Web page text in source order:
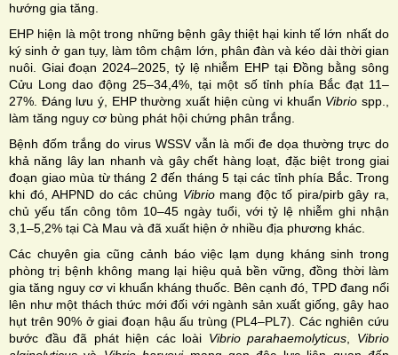
hướng gia tăng.
EHP hiện là một trong những bệnh gây thiệt hại kinh tế lớn nhất do
ký sinh ở gan tụy, làm tôm chậm lớn, phân đàn và kéo dài thời gian
nuôi. Giai đoạn 2024–2025, tỷ lệ nhiễm EHP tại Đồng bằng sông
Cửu Long dao động 25–34,4%, tại một số tỉnh phía Bắc đạt 11–
27%. Đáng lưu ý, EHP thường xuất hiện cùng vi khuẩn Vibriospp.,
làm tăng nguy cơ bùng phát hội chứng phân trắng.
Bệnh đốm trắng do virus WSSV vẫn là mối đe dọa thường trực do
khả năng lây lan nhanh và gây chết hàng loạt, đặc biệt trong giai
đoạn giao mùa từ tháng 2 đến tháng 5 tại các tỉnh phía Bắc. Trong
khi đó, AHPND do các chủng Vibrio mang độc tố pira/pirb gây ra,
chủ yếu tấn công tôm 10–45 ngày tuổi, với tỷ lệ nhiễm ghi nhận
3,1–5,2% tại Cà Mau và đã xuất hiện ở nhiều địa phương khác.
Các chuyên gia cũng cảnh báo việc lạm dụng kháng sinh trong
phòng trị bệnh không mang lại hiệu quả bền vững, đồng thời làm
gia tăng nguy cơ vi khuẩn kháng thuốc. Bên cạnh đó, TPD đang nổi
lên như một thách thức mới đối với ngành sản xuất giống, gây hao
hụt trên 90% ở giai đoạn hậu ấu trùng (PL4–PL7). Các nghiên cứu
bước đầu đã phát hiện các loài Vibrio parahaemolyticus, Vibrio